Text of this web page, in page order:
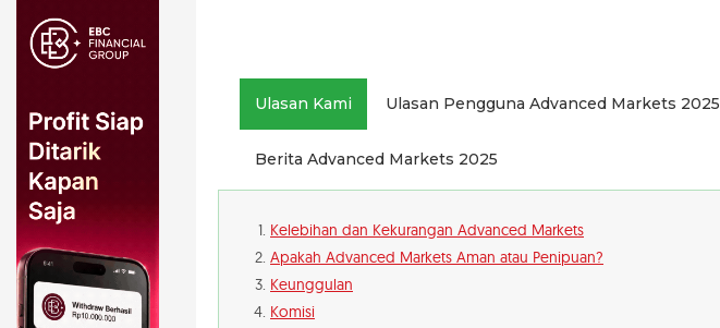
Ulasan Kami Ulasan Pengguna Advanced Markets 2025
Berita Advanced Markets 2025
Kelebihan dan Kekurangan Advanced Markets
Apakah Advanced Markets Aman atau Penipuan?
Keunggulan
Komisi